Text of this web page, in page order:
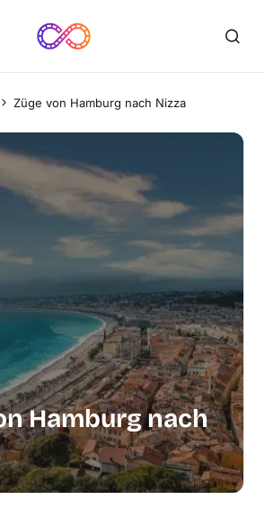
Züge von Hamburg nach Nizza
Hamburg nach